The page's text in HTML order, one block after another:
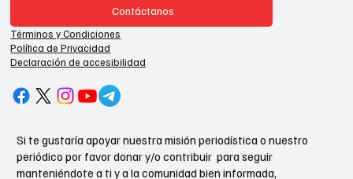
Contáctanos
Términos y Condiciones
Política de Privacidad
Declaración de accesibilidad
Si te gustaría apoyar nuestra misión periodística o nuestro
periódico por favor donar y/o contribuir para seguir
manteniéndote a ti y a la comunidad bien informada,